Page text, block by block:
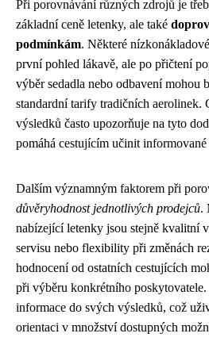
Při porovnávání různých zdrojů je
základní ceně letenky, ale také
podmínkám. Některé
první pohled lákavě, ale po přičtení
výběr sedadla nebo odbavení mohou
standardní tarify tradičních aerolinek.
výsledků často upozorňuje na tyto
pomáhá cestujícím učinit
Dalším významným faktorem při
důvěryhodnost jednotlivých prodejců.
nabízející letenky jsou stejně kvalitní
servisu nebo flexibility při změnách
hodnocení od ostatních cestujících
při výběru konkrétního
informace do svých výsledků, což
orientaci v množství dostupných